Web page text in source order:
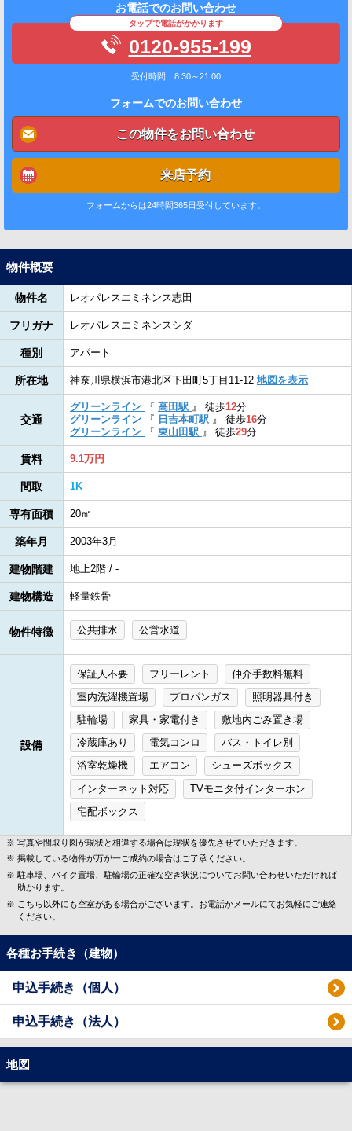
お電話でのお問い合わせ
タップで電話がかかります
0120-955-199
受付時間｜8:30～21:00
フォームでのお問い合わせ
この物件をお問い合わせ
来店予約
フォームからは24時間365日受付しています。
物件概要
物件名 レオパレスエミネンス志田
フリガナ レオパレスエミネンスシダ
種別 アパート
所在地 神奈川県横浜市港北区下田町5丁目11-12 地図を表示
交通
グリーンライン 『 高田駅 』 徒歩12分
グリーンライン
『 日吉本町駅 』 徒歩16分
グリーンライン
『 東山田駅 』 徒歩29分
賃料 9.1万円
間取 1K
専有面積 20㎡
築年月 2003年3月
建物階建 地上2階 / -
建物構造 軽量鉄骨
物件特徴 公共排水 公営水道
設備
保証人不要 フリーレント
仲介手数料無料
室内洗濯機置場
プロパンガス
照明器具付き
駐輪場
家具・家電付き
敷地内ごみ置き場
冷蔵庫あり
電気コンロ
バス・トイレ別
浴室乾燥機
エアコン
シューズボックス
インターネット対応
TVモニタ付インターホン
宅配ボックス
写真や間取り図が現状と相違する場合は現状を優先させていただきます。
掲載している物件が万が一ご成約の場合はご了承ください。
駐車場、バイク置場、駐輪場の正確な空き状況についてお問い合わせいただければ
助かります。
こちら以外にも空室がある場合がございます。お電話かメールにてお気軽にご連絡
ください。
各種お手続き（建物）
申込手続き（個人）
申込手続き（法人）
地図